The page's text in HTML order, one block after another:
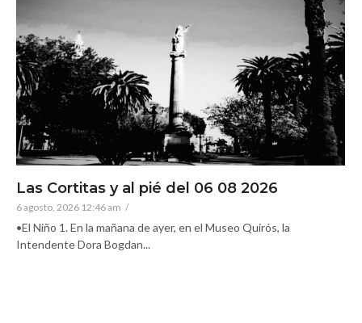
Las Cortitas y al pié del 06 08 2026
6 agosto, 2026 12:46 am /
•El Niño 1. En la mañana de ayer, en el Museo Quirós, la
Intendente Dora Bogdan...